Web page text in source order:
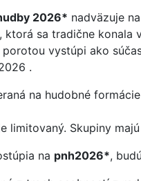
2026* nadväzuje
ktorá sa tradične konala
vystúpi ako
.
na hudobné
limitovaný. Skupiny
na pnh2026*,